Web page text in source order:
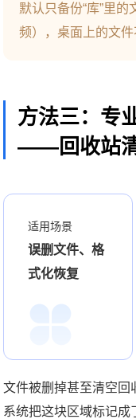
默认只备份“库”里
频），桌面上的文件
方法三：专
——回收站
适用场景
误删文件、格
式化恢复
文件被删掉甚至清空回
系统把这块区域标记成